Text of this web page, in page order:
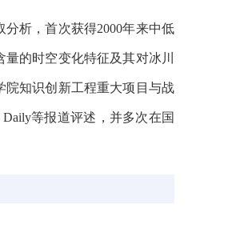
分析，首次获得2000年来中低
的时空变化特征及其对冰川
院知识创新工程重大项目与战
Daily等报道评述，并多次在国